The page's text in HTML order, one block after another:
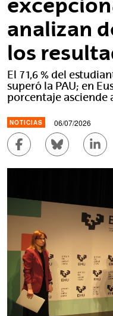
analizan
los
El 71,6 % del
superó la PAU; en
porcentaje asciende
NOTICIAS 06/07/2026
Compartir enCompartir